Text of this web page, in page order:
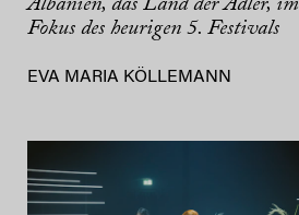
Fokus des heurigen 5. Festivals
EVA MARIA KÖLLEMANN